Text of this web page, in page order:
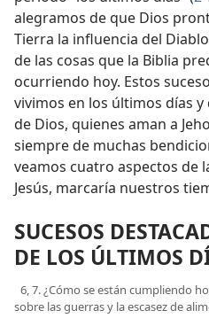
alegramos de que Dios
Tierra la influencia del
de las cosas que la Biblia
ocurriendo hoy. Estos
vivimos en los últimos días
de Dios, quienes aman a
siempre de muchas
veamos cuatro aspectos de
Jesús, marcaría nuestros
SUCESOS
DE LOS ÚLTIMOS
6, 7. ¿Cómo se están cumpliendo
sobre las guerras y la escasez de